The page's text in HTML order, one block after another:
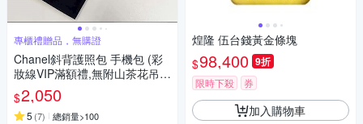
專櫃禮贈品，無購證
Chanel斜背護照包 手機包 (彩
妝線VIP滿額禮,無附山茶花吊
飾）
$2,050
5 (7) 總銷量>100
煌隆 伍台錢黃金條塊
$98,400 9折
限時下殺 券
加入購物車